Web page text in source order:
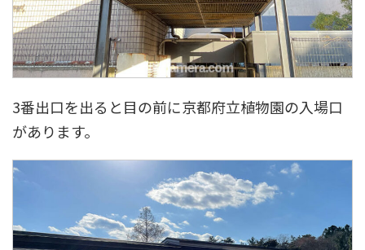
3番出口を出ると目の前に京都府立植物園の入場口
があります。